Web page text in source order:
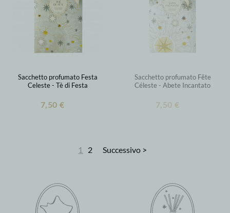
Sacchetto profumato Festa
Celeste - Tè di Festa
7,50 €
Sacchetto profumato Fête
Céleste - Abete Incantato
7,50 €
1 2 Successivo >